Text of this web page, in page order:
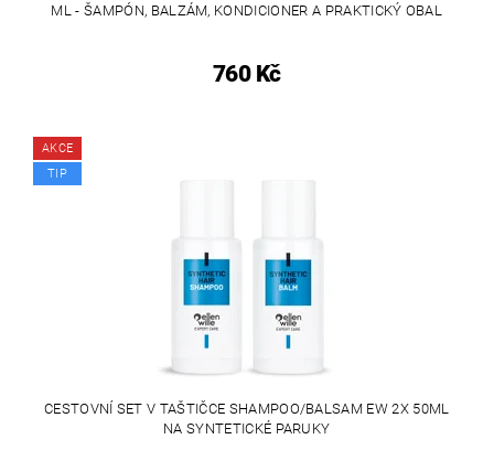
ML - ŠAMPÓN, BALZÁM, KONDICIONER A PRAKTICKÝ OBAL
760 Kč
AKCE
TIP
CESTOVNÍ SET V TAŠTIČCE SHAMPOO/BALSAM EW 2X 50ML
NA SYNTETICKÉ PARUKY